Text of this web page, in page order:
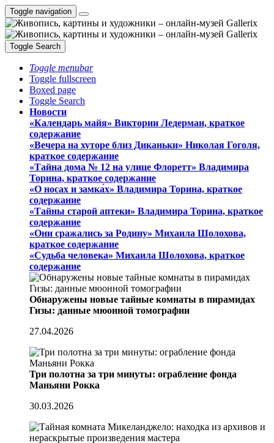
Toggle navigation
Toggle Search
Toggle menubar
Toggle fullscreen
Boxed page
Toggle Search
Новости
«Календарь майя» Виктории Ледерман, краткое
содержание
«Вечера на хуторе близ Диканьки» Николая Гоголя,
краткое содержание
«Тайна дома № 12 на улице Флоретт» Владимира
Торина, краткое содержание
«О носах и замка́х» Владимира Торина, краткое
содержание
«Тайны старой аптеки» Владимира Торина, краткое
содержание
«Они сражались за Родину» Михаила Шолохова,
краткое содержание
«Судьба человека» Михаила Шолохова, краткое
содержание
Обнаружены новые тайные комнаты в пирамидах
Гизы: данные мюонной томографии
27.04.2026
Три полотна за три минуты: ограбление фонда
Маньяни Рокка
30.03.2026